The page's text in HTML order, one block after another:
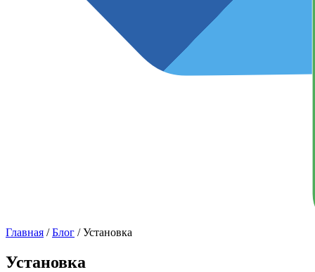
Главная / Блог / Установка
Установка